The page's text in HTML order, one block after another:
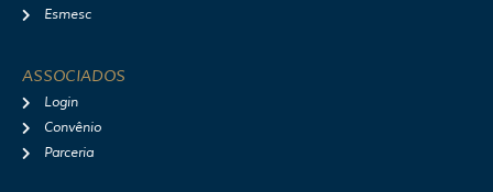
Esmesc
ASSOCIADOS
Login
Convênio
Parceria